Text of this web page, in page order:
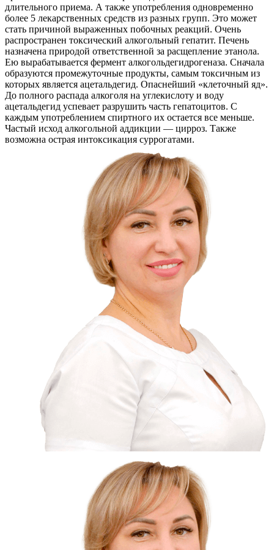
длительного приема. А также употребления одновременно
более 5 лекарственных средств из разных групп. Это может
стать причиной выраженных побочных реакций. Очень
распространен токсический алкогольный гепатит. Печень
назначена природой ответственной за расщепление этанола.
Ею вырабатывается фермент алкогольдегидрогеназа. Сначала
образуются промежуточные продукты, самым токсичным из
которых является ацетальдегид. Опаснейший «клеточный яд».
До полного распада алкоголя на углекислоту и воду
ацетальдегид успевает разрушить часть гепатоцитов. С
каждым употреблением спиртного их остается все меньше.
Частый исход алкогольной аддикции — цирроз. Также
возможна острая интоксикация суррогатами.